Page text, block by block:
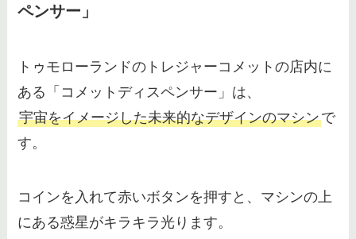
ペンサー」
トゥモローランドのトレジャーコメットの店内に
ある「コメットディスペンサー」は、
宇宙をイメージした未来的なデザインのマシンで
す。
コインを入れて赤いボタンを押すと、マシンの上
にある惑星がキラキラ光ります。